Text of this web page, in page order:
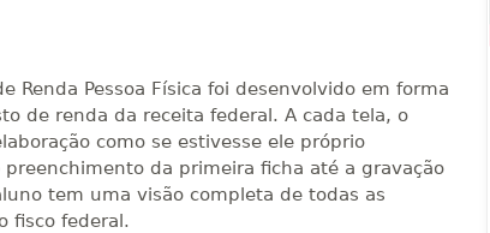
Renda Pessoa Física foi desenvolvido em forma
de renda da receita federal. A cada tela, o
como se estivesse ele próprio
da primeira ficha até a gravação
tem uma visão completa de todas as
fisco federal.